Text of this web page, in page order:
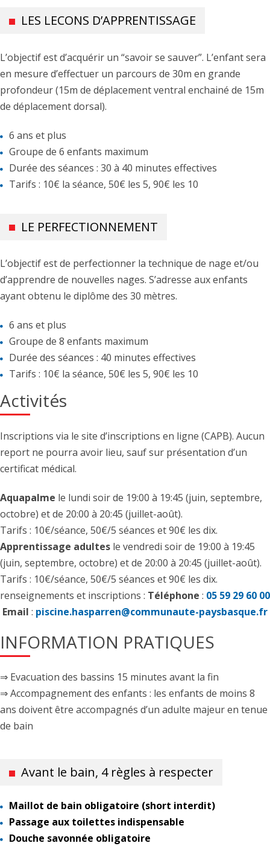
LES LECONS D’APPRENTISSAGE
L’objectif est d’acquérir un “savoir se sauver”. L’enfant sera
en mesure d’effectuer un parcours de 30m en grande
profondeur (15m de déplacement ventral enchainé de 15m
de déplacement dorsal).
6 ans et plus
Groupe de 6 enfants maximum
Durée des séances : 30 à 40 minutes effectives
Tarifs : 10€ la séance, 50€ les 5, 90€ les 10
LE PERFECTIONNEMENT
L’objectif est de perfectionner la technique de nage et/ou
d’apprendre de nouvelles nages. S’adresse aux enfants
ayant obtenu le diplôme des 30 mètres.
6 ans et plus
Groupe de 8 enfants maximum
Durée des séances : 40 minutes effectives
Tarifs : 10€ la séance, 50€ les 5, 90€ les 10
Activités
Inscriptions via le site d’inscriptions en ligne (CAPB). Aucun
report ne pourra avoir lieu, sauf sur présentation d’un
certificat médical.
Aquapalme le lundi soir de 19:00 à 19:45 (juin, septembre,
octobre) et de 20:00 à 20:45 (juillet-août).
Tarifs : 10€/séance, 50€/5 séances et 90€ les dix.
Apprentissage adultes le vendredi soir de 19:00 à 19:45
(juin, septembre, octobre) et de 20:00 à 20:45 (juillet-août).
Tarifs : 10€/séance, 50€/5 séances et 90€ les dix.
renseignements et inscriptions : Téléphone : 05 59 29 60 00
Email : piscine.hasparren@communaute-paysbasque.fr
INFORMATION PRATIQUES
⇒ Evacuation des bassins 15 minutes avant la fin
⇒ Accompagnement des enfants : les enfants de moins 8
ans doivent être accompagnés d’un adulte majeur en tenue
de bain
Avant le bain, 4 règles à respecter
Maillot de bain obligatoire (short interdit)
Passage aux toilettes indispensable
Douche savonnée obligatoire